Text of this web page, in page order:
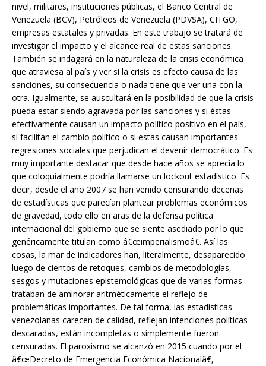
nivel, militares, instituciones públicas, el Banco Central de
Venezuela (BCV), Petróleos de Venezuela (PDVSA), CITGO,
empresas estatales y privadas. En este trabajo se tratará de
investigar el impacto y el alcance real de estas sanciones.
También se indagará en la naturaleza de la crisis económica
que atraviesa al país y ver si la crisis es efecto causa de las
sanciones, su consecuencia o nada tiene que ver una con la
otra. Igualmente, se auscultará en la posibilidad de que la crisis
pueda estar siendo agravada por las sanciones y si éstas
efectivamente causan un impacto político positivo en el país,
si facilitan el cambio político o si estas causan importantes
regresiones sociales que perjudican el devenir democrático. Es
muy importante destacar que desde hace años se aprecia lo
que coloquialmente podría llamarse un lockout estadístico. Es
decir, desde el año 2007 se han venido censurando decenas
de estadísticas que parecían plantear problemas económicos
de gravedad, todo ello en aras de la defensa política
internacional del gobierno que se siente asediado por lo que
genéricamente titulan como â€œimperialismoâ€. Así las
cosas, la mar de indicadores han, literalmente, desaparecido
luego de cientos de retoques, cambios de metodologías,
sesgos y mutaciones epistemológicas que de varias formas
trataban de aminorar aritméticamente el reflejo de
problemáticas importantes. De tal forma, las estadísticas
venezolanas carecen de calidad, reflejan intenciones políticas
descaradas, están incompletas o simplemente fueron
censuradas. El paroxismo se alcanzó en 2015 cuando por el
â€œDecreto de Emergencia Económica Nacionalâ€,